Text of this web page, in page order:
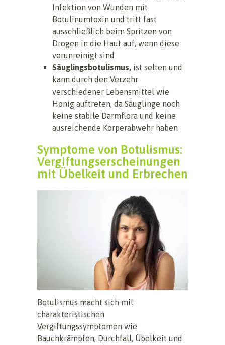
Infektion von Wunden mit
Botulinumtoxin und tritt fast
ausschließlich beim Spritzen von
Drogen in die Haut auf, wenn diese
verunreinigt sind
Säuglingsbotulismus, ist selten und
kann durch den Verzehr
verschiedener Lebensmittel wie
Honig auftreten, da Säuglinge noch
keine stabile Darmflora und keine
ausreichende Körperabwehr haben
Symptome von Botulismus:
Vergiftungserscheinungen
mit Übelkeit und Erbrechen
Botulismus macht sich mit
charakteristischen
Vergiftungssymptomen wie
Bauchkrämpfen, Durchfall, Übelkeit und